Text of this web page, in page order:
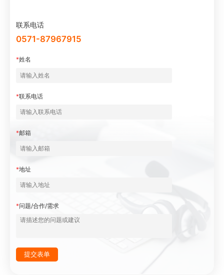
联系电话
0571-87967915
*姓名
*联系电话
*邮箱
*地址
*问题/合作/需求